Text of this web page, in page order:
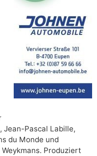
Jean-Pascal Labille,
du Monde und
Produziert